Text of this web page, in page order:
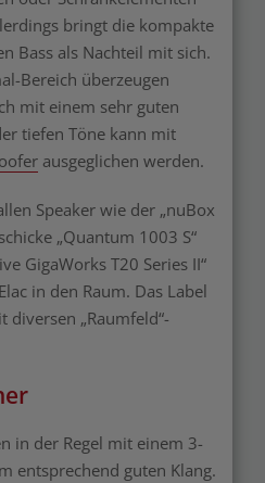
bringt die kompakte
Bass als Nachteil mit sich.
Bereich überzeugen
mit einem sehr guten
tiefen Töne kann mit
ausgeglichen werden.
Speaker wie der „nuBox
„Quantum 1003 S“
GigaWorks T20 Series II“
in den Raum. Das Label
diversen „Raumfeld“-
in der Regel mit einem 3-
entsprechend guten Klang.